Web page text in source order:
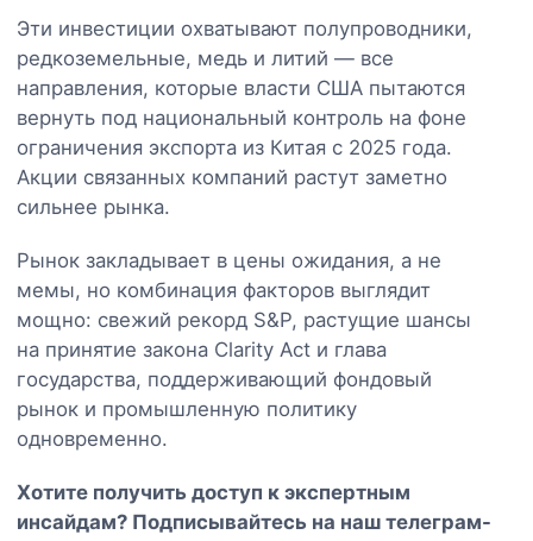
Эти инвестиции охватывают полупроводники,
редкоземельные, медь и литий — все
направления, которые власти США пытаются
вернуть под национальный контроль на фоне
ограничения экспорта из Китая с 2025 года.
Акции связанных компаний растут заметно
сильнее рынка.
Рынок закладывает в цены ожидания, а не
мемы, но комбинация факторов выглядит
мощно: свежий рекорд S&P, растущие шансы
на принятие закона Clarity Act и глава
государства, поддерживающий фондовый
рынок и промышленную политику
одновременно.
Хотите получить доступ к экспертным
инсайдам? Подписывайтесь на наш телеграм-